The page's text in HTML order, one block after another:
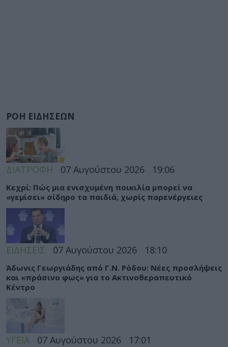
ΡΟΗ ΕΙΔΗΣΕΩΝ
ΔΙΑΤΡΟΦΗ 07 Αυγούστου 2026 19:06
Κεχρί: Πώς μια ενισχυμένη ποικιλία μπορεί να
«γεμίσει» σίδηρο τα παιδιά, χωρίς παρενέργειες
ΕΙΔΗΣΕΙΣ 07 Αυγούστου 2026 18:10
Άδωνις Γεωργιάδης από Γ.Ν. Ρόδου: Νέες προσλήψεις
και «πράσινο φως» για το Ακτινοθεραπευτικό
Κέντρο
ΥΓΕΙΑ 07 Αυγούστου 2026 17:01